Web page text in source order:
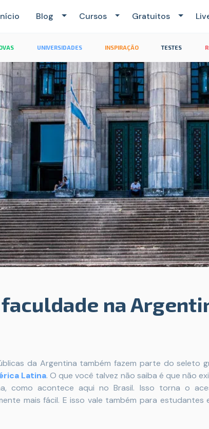
Blog Cursos Gratuitos
UNIVERSIDADES INSPIRAÇÃO TESTES
na
da Argentina também fazem parte do seleto
Latina. O que você talvez não saiba é que não
como acontece aqui no Brasil. Isso torna o
mais fácil. E isso vale também para estudantes